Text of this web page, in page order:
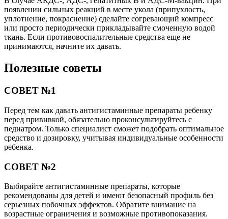
появлении сильных реакций в месте укола (припухлость,
уплотнение, покраснение) сделайте согревающий компресс
или просто периодически прикладывайте смоченную водой
ткань. Если противовоспалительные средства еще не
принимаются, начните их давать.
Полезные советы
СОВЕТ №1
Перед тем как давать антигистаминные препараты ребенку
перед прививкой, обязательно проконсультируйтесь с
педиатром. Только специалист сможет подобрать оптимальное
средство и дозировку, учитывая индивидуальные особенности
ребенка.
СОВЕТ №2
Выбирайте антигистаминные препараты, которые
рекомендованы для детей и имеют безопасный профиль без
серьезных побочных эффектов. Обратите внимание на
возрастные ограничения и возможные противопоказания.